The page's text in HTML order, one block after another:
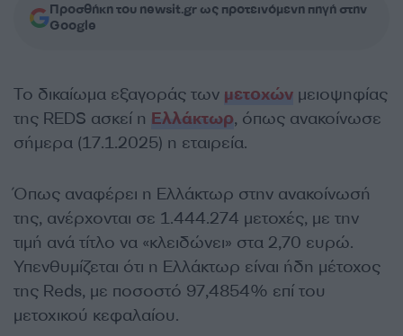
Προσθήκη του newsit.gr ως προτεινόμενη πηγή στην
Google
Το δικαίωμα εξαγοράς των μετοχών μειοψηφίας
της REDS ασκεί η Ελλάκτωρ, όπως ανακοίνωσε
σήμερα (17.1.2025) η εταιρεία.
Όπως αναφέρει η Ελλάκτωρ στην ανακοίνωσή
της, ανέρχονται σε 1.444.274 μετοχές, με την
τιμή ανά τίτλο να «κλειδώνει» στα 2,70 ευρώ.
Υπενθυμίζεται ότι η Ελλάκτωρ είναι ήδη μέτοχος
της Reds, με ποσοστό 97,4854% επί του
μετοχικού κεφαλαίου.